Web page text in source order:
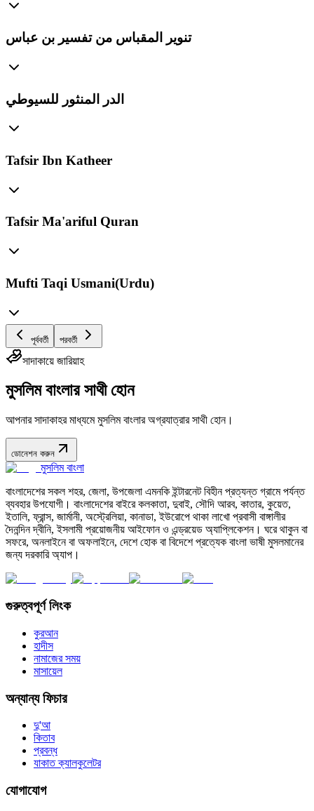
تنوير المقباس من تفسير بن عباس
الدر المنثور للسيوطي
Tafsir Ibn Katheer
Tafsir Ma'ariful Quran
Mufti Taqi Usmani(Urdu)
পূর্ববর্তী পরবর্তী
সাদাকায়ে জারিয়াহ
মুসলিম বাংলার সাথী হোন
আপনার সাদাকাহর মাধ্যমে মুসলিম বাংলার অগ্রযাত্রার সাথী হোন।
ডোনেশন করুন
মুসলিম বাংলা
বাংলাদেশের সকল শহর, জেলা, উপজেলা এমনকি ইন্টারনেট বিহীন প্রত্যন্ত গ্রামে পর্যন্ত
ব্যবহার উপযোগী। বাংলাদেশের বাইরে কলকাতা, দুবাই, সৌদি আরব, কাতার, কুয়েত,
ইতালি, ফ্রান্স, জার্মানী, অস্ট্রেলিয়া, কানাডা, ইউরোপে থাকা লাখো প্রবাসী বাঙ্গালীর
দৈনন্দিন দ্বীনি, ইসলামী প্রয়োজনীয় আইফোন ও এন্ড্রয়েড অ্যাপ্লিকেশন। ঘরে থাকুন বা
সফরে, অনলাইনে বা অফলাইনে, দেশে হোক বা বিদেশে প্রত্যেক বাংলা ভাষী মুসলমানের
জন্য দরকারি অ্যাপ।
গুরুত্বপূর্ণ লিংক
কুরআন
হাদীস
নামাজের সময়
মাসায়েল
অন্যান্য ফিচার
দু'আ
কিতাব
প্রবন্ধ
যাকাত ক্যালকুলেটর
যোগাযোগ